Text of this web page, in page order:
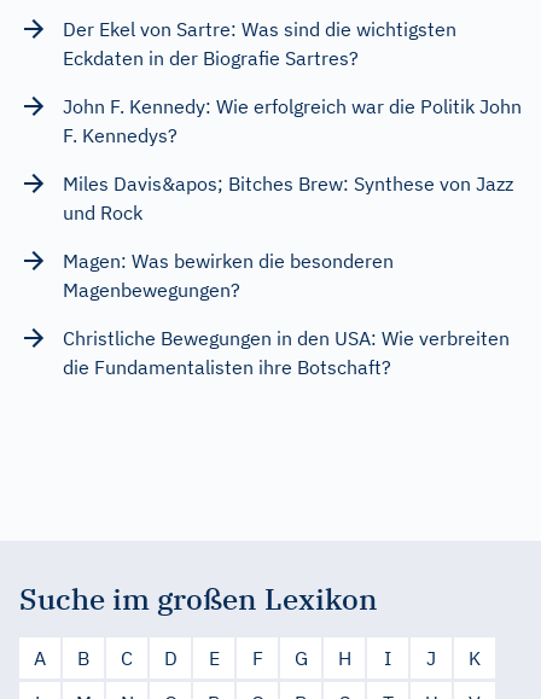
Der Ekel von Sartre: Was sind die wichtigsten
Eckdaten in der Biografie Sartres?
John F. Kennedy: Wie erfolgreich war die Politik John
F. Kennedys?
Miles Davis&apos; Bitches Brew: Synthese von Jazz
und Rock
Magen: Was bewirken die besonderen
Magenbewegungen?
Christliche Bewegungen in den USA: Wie verbreiten
die Fundamentalisten ihre Botschaft?
Suche im großen Lexikon
A B C D E F G H I J
K